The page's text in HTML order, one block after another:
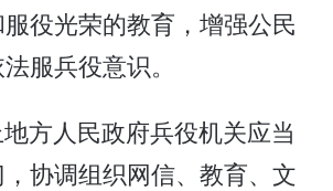
役光荣的教育，增强公民
服兵役意识。
方人民政府兵役机关应当
协调组织网信、教育、文